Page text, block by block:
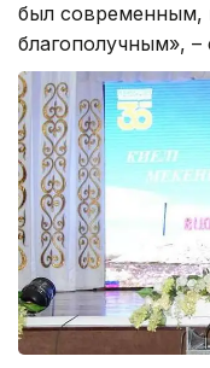
был
благополучным»,